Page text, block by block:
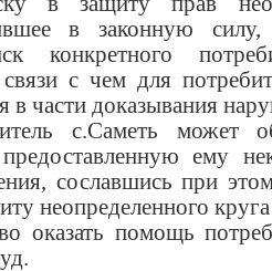
в законную
конкретного
с чем для
в части доказывания
с.Саметь может
ему
сославшись при
неопределенного
оказать помощь